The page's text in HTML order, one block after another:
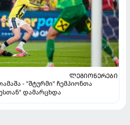
ᲚᲔᲒᲘᲝᲜᲔᲠᲔᲑᲘ
- "შტურმი" ჩემპიონთა
დამარცხდა